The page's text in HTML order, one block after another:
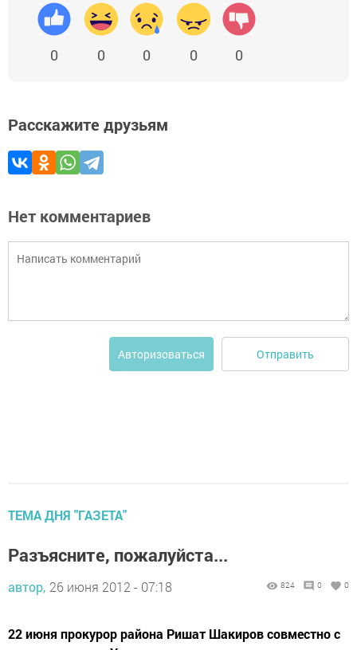
0 0 0 0 0
Расскажите друзьям
Нет комментариев
Авторизоваться Отправить
ТЕМА ДНЯ "ГАЗЕТА"
Разъясните, пожалуйста...
автор, 26 июня 2012 - 07:18 824 0 0
22 июня прокурор района Ришат Шакиров совместно с